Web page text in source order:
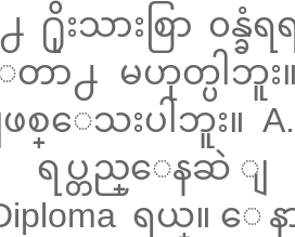
႐ိုးသားစြာ ၀န္
႕ မဟုတ္ပါဘူး
ဖစ္ေသးပါဘူး။
ရပ္တည္ေနဆဲ ျ
Diploma ရယ္။